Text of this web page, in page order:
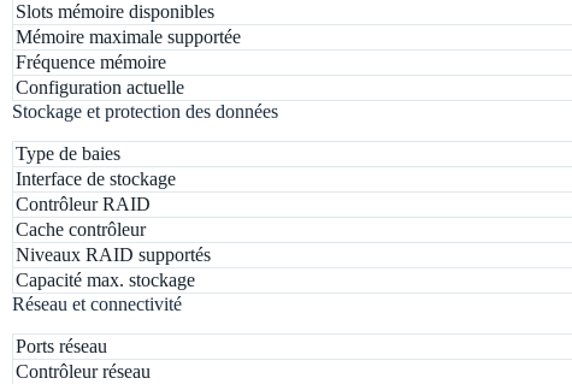
Slots mémoire disponibles
Mémoire maximale supportée
Fréquence mémoire
Configuration actuelle
Stockage et protection des données
Type de baies
Interface de stockage
Contrôleur RAID
Cache contrôleur
Niveaux RAID supportés
Capacité max. stockage
Réseau et connectivité
Ports réseau
Contrôleur réseau